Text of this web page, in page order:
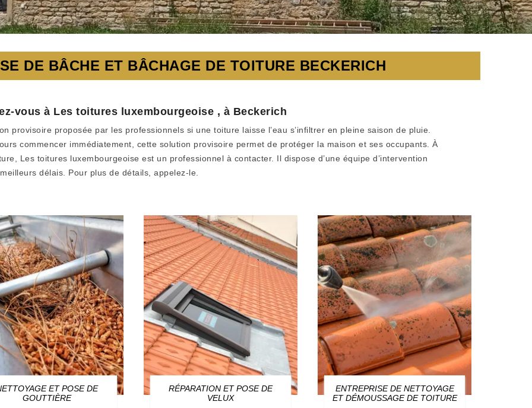
DE BÂCHE ET BÂCHAGE DE TOITURE BECKERICH
vous à Les toitures luxembourgeoise , à Beckerich
provisoire proposée par les professionnels si une toiture laisse l’eau s’infiltrer en pleine saison de pluie.
commencer immédiatement, cette solution provisoire permet de protéger la maison et ses occupants. À
Les toitures luxembourgeoise est un professionnel à contacter. Il dispose d’une équipe d’intervention
délais. Pour plus de détails, appelez-le.
ET POSE DE
GOUTTIÈRE
RÉPARATION ET POSE DE
VELUX
ENTREPRISE DE NETTOYAGE
ET DÉMOUSSAGE DE TOITURE